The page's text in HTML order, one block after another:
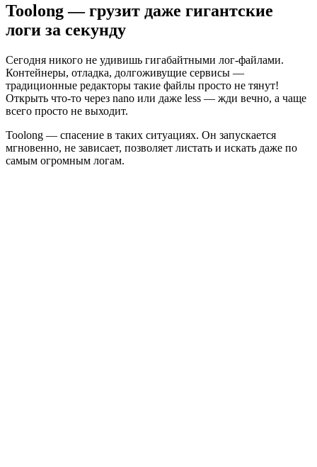
Toolong — грузит даже гигантские
логи за секунду
Сегодня никого не удивишь гигабайтными лог-файлами.
Контейнеры, отладка, долгоживущие сервисы —
традиционные редакторы такие файлы просто не тянут!
Открыть что-то через nano или даже less — жди вечно, а чаще
всего просто не выходит.
Toolong — спасение в таких ситуациях. Он запускается
мгновенно, не зависает, позволяет листать и искать даже по
самым огромным логам.